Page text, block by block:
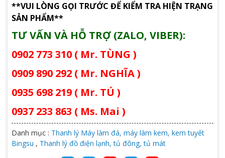
**VUI LÒNG GỌI TRƯỚC ĐỂ KIỂM TRA HIỆN TRẠNG
SẢN PHẨM**
TƯ VẤN VÀ HỖ TRỢ (ZALO, VIBER):
0902 773 310 ( Mr. TÙNG )
0909 890 292 ( Mr. NGHĨA )
0935 698 219 ( Mr. TÚ )
0937 233 863 ( Ms. Mai )
Danh mục : Thanh lý Máy làm đá, máy làm kem, kem tuyết
Bingsu , Thanh lý đồ điện lạnh, tủ đông, tủ mát